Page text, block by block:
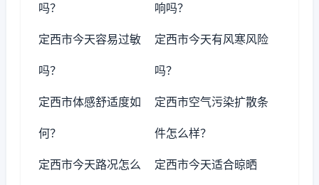
吗？ 响吗？
定西市今天容易过敏
吗？
定西市今天有风寒风险
吗？
定西市体感舒适度如
何？
定西市空气污染扩散条
件怎么样？
定西市今天路况怎么 定西市今天适合晾晒